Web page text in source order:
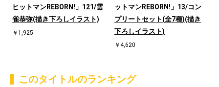
ヒットマンREBORN!」121/雲
雀恭弥(描き下ろしイラスト)
￥1,925
ットマンREBORN!」13/コン
プリートセット(全7種)(描き
下ろしイラスト)
￥4,620
このタイトルのランキング